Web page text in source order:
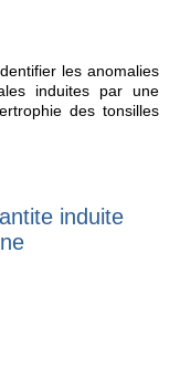
les anomalies
induites par une
des tonsilles
induite